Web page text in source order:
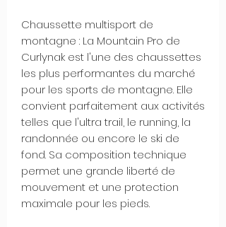
Chaussette multisport de
montagne : La Mountain Pro de
Curlynak est l'une des chaussettes
les plus performantes du marché
pour les sports de montagne. Elle
convient parfaitement aux activités
telles que l'ultra trail, le running, la
randonnée ou encore le ski de
fond. Sa composition technique
permet une grande liberté de
mouvement et une protection
maximale pour les pieds.